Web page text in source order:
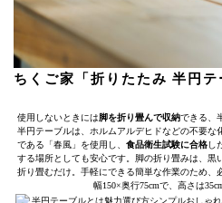
ちくご家「折りたたみ 半円テ
使用しないときには脚を折り畳んで収納できる、
半円テーブルは、ホルムアルデヒドなどの不要な
である「春風」を使用し、 食品衛生試験に合格し
する場所としても安心です。脚の折り畳みは、黒
折り畳むだけ。手軽にできる簡単な作業のため、
幅150×奥行75cmで、高さは